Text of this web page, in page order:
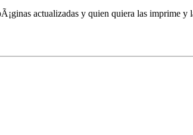
actualizadas y quien quiera las imprime